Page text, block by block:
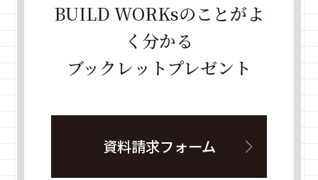
BUILD WORKsのことがよ
く分かる
ブックレットプレゼント
資料請求フォーム